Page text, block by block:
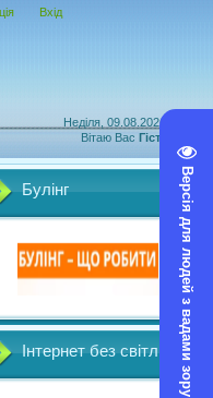
Версія для людей з вадами зору
Неділя, 09.08.2026, 15:54
Вітаю Вас Гість
Вхід
Булінг
Інтернет без світл